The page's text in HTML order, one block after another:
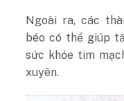
Ngoài ra, các
béo có thể giúp
sức khỏe tim
xuyên.